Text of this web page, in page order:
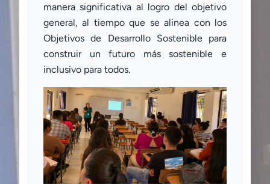
manera significativa al logro del objetivo
general, al tiempo que se alinea con los
Objetivos de Desarrollo Sostenible para
construir un futuro más sostenible e
inclusivo para todos.